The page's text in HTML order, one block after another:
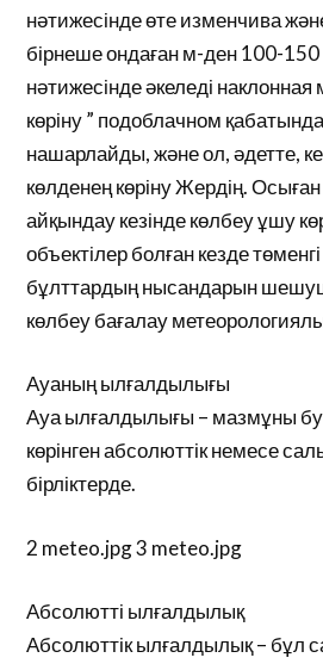
нәтижесінде өте изменчива
бірнеше ондаған м-ден 100-
нәтижесінде әкеледі
көріну ” подоблачном
нашарлайды, және ол, әдетте,
көлденең көріну Жердің.
айқындау кезінде көлбеу ұшу
объектілер болған кезде
бұлттардың нысандарын
көлбеу бағалау
Ауаның ылғалдылығы
Ауа ылғалдылығы – мазмұны
көрінген абсолюттік немесе
бірліктерде.
2 meteo.jpg 3 meteo.jpg
Абсолютті ылғалдылық
Абсолюттік ылғалдылық – бұл